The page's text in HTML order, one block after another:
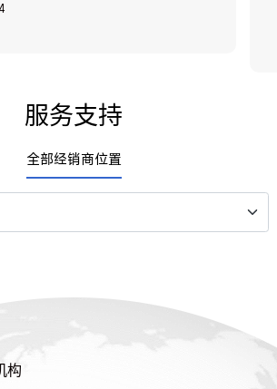
服务支持
全部经销商位置
构